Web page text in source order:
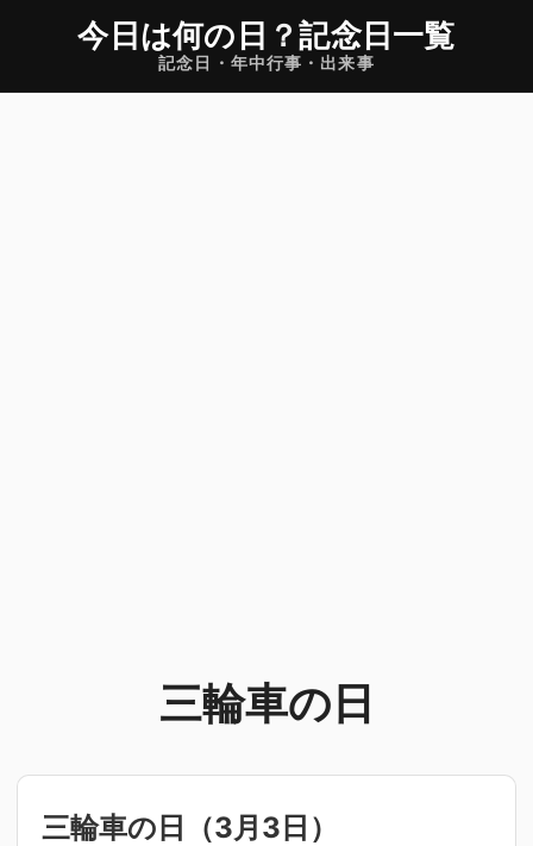
今日は何の日 ？記念日一覧
記念日・年中行事・出来事
三輪車の日
三輪車の日（3月3日 ）